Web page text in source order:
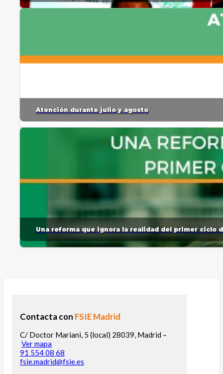
Atención durante julio y agosto
Una reforma que ignora la realidad del primer ciclo
Contacta con FSIE Madrid
C/ Doctor Mariani, 5 (local) 28039, Madrid –
Ver mapa
91 554 08 68
fsie.madrid@fsie.es